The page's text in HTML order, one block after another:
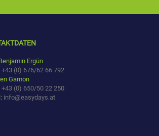
Ergün
+43 (0) 676/62 66 792
Gamon
+43 (0) 650/50 22 250
info@easydays.at